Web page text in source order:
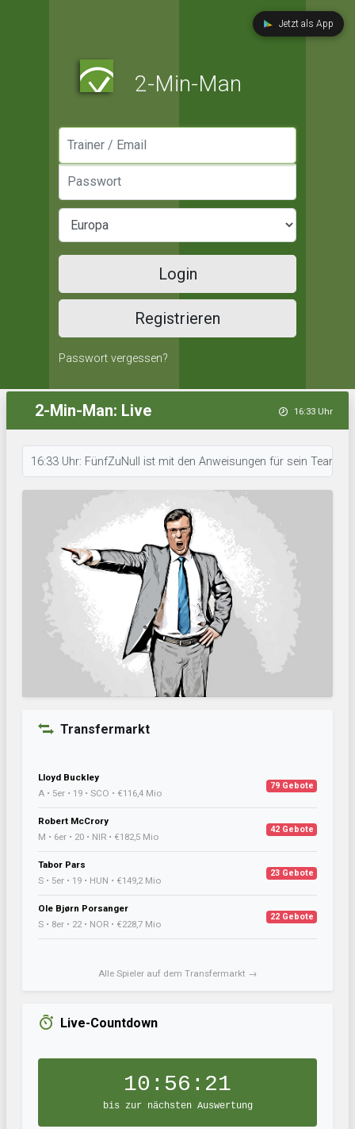
Jetzt als App
2-Min-Man
Login
Registrieren
Passwort vergessen?
2-Min-Man: Live 16:33 Uhr
16:33 Uhr: FünfZuNull ist mit den Anweisungen für sein Team
Transfermarkt
Lloyd Buckley
A • 5er • 19 • SCO • €116,4 Mio
79 Gebote
Robert McCrory
M • 6er • 20 • NIR • €182,5 Mio
42 Gebote
Tabor Pars
S • 5er • 19 • HUN • €149,2 Mio
23 Gebote
Ole Bjørn Porsanger
S • 8er • 22 • NOR • €228,7 Mio
22 Gebote
Alle Spieler auf dem Transfermarkt →
Live-Countdown
10:56:20
bis zur nächsten Auswertung